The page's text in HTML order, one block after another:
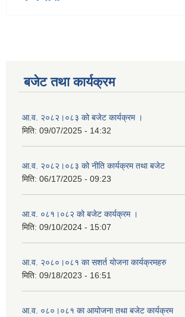
बजेट तथा कार्यक्रम
आ.व. २०८२।०८३ को बजेट कार्यक्रम ।
मिति: 09/07/2025 - 14:32
आ.व. २०८२।०८३ को नीति कार्यक्रम तथा बजेट
मिति: 06/17/2025 - 09:23
आ.व. ०८१।०८२ को बजेट कार्यक्रम ।
मिति: 09/10/2024 - 15:07
आ.व. २०८०।०८१ का सशर्त योजना कार्यक्रमहरु
मिति: 09/18/2023 - 16:51
आ.व. ०८०।०८१ का आयोजना तथा बजेट कार्यक्रम